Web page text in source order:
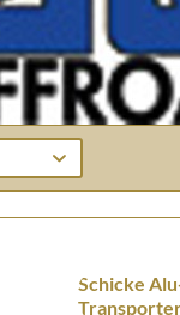
Schicke